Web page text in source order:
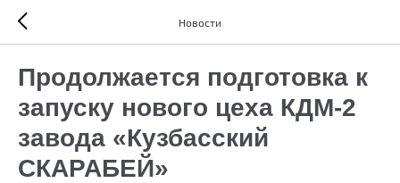
Новости
Продолжается подготовка к
запуску нового цеха КДМ-2
завода «Кузбасский
СКАРАБЕЙ»